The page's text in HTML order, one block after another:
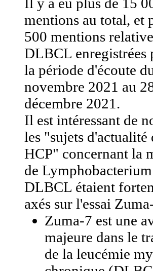
mentions au total, et
500 mentions
DLBCL enregistrées
la période d'écoute
novembre 2021 au
décembre 2021.
Il est intéressant de
les "sujets d'actualité
HCP" concernant la
de Lymphobacterium
DLBCL étaient
axés sur l'essai
Zuma-7 est une
majeure dans le
de la leucémie